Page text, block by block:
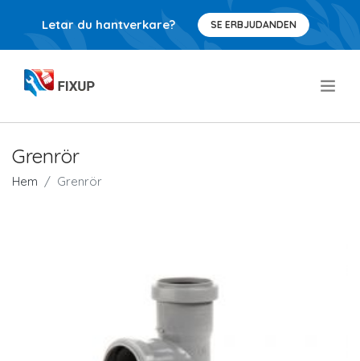
Letar du hantverkare? SE ERBJUDANDEN
Grenrör
Hem Grenrör